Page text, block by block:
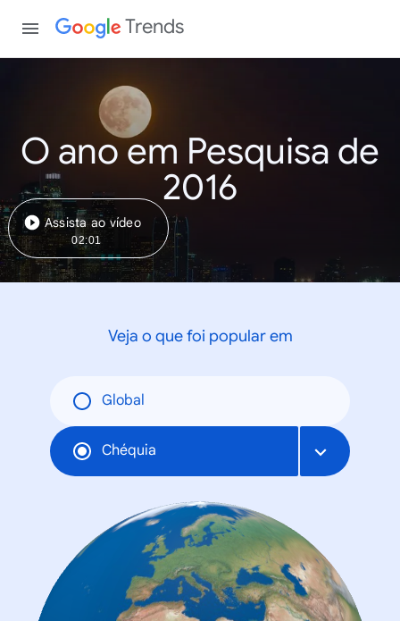
Trends
O ano em Pesquisa de
2016
Assista ao vídeo
02:01
Veja o que foi popular em
Global
Chéquia